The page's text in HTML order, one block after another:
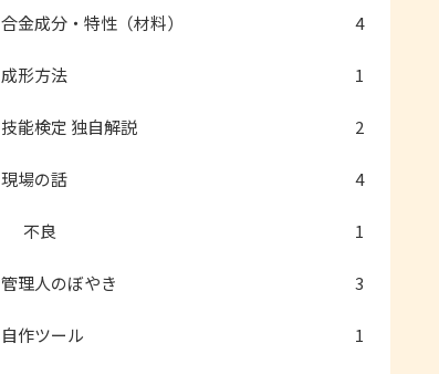
合金成分・特性（材料） 4
成形方法 1
技能検定 独自解説 2
現場の話 4
不良 1
管理人のぼやき 3
自作ツール 1